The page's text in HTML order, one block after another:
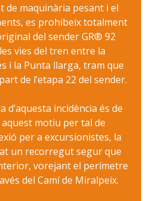
de maquinària pesant i el
es prohibeix totalment
del sender GR® 92
vies del tren entre la
i la Punta llarga, tram que
de l’etapa 22 del sender.
d’aquesta incidència és de
motiu per tal de
per a excursionistes, la
un recorregut segur que
vorejant el perímetre
del Camí de Miralpeix.